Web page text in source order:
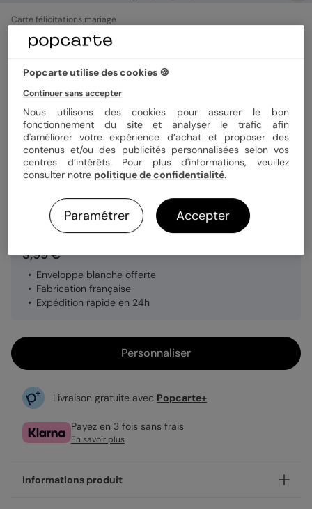
Carte félicitations mariage
Mimosa
Format
Papier Papier Satiné
Quantité 1 carte
3,99 €
Enveloppe blanche offerte
Fabrication française
Expédition rapide en 24h
Personnaliser
Livraison gratuite avec Popcarte+
Payez en 3 fois sans frais
En savoir plus
Informations produit
Popcarte utilise des cookies 🍪
Continuer sans accepter
Nous utilisons des cookies pour assurer le bon
fonctionnement du site et analyser le trafic afin
d'améliorer votre expérience d’achat et proposer des
contenus et/ou des publicités personnalisées selon vos
centres d’intérêts. Pour plus d'informations, veuillez
consulter notre politique de confidentialité.
Paramétrer Accepter